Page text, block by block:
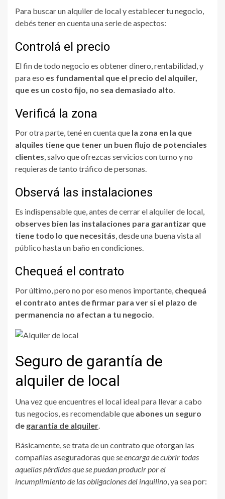
Para buscar un alquiler de local y establecer tu negocio,
debés tener en cuenta una serie de aspectos:
Controlá el precio
El fin de todo negocio es obtener dinero, rentabilidad, y
para eso es fundamental que el precio del alquiler,
que es un costo fijo, no sea demasiado alto.
Verificá la zona
Por otra parte, tené en cuenta que la zona en la que
alquiles tiene que tener un buen flujo de potenciales
clientes, salvo que ofrezcas servicios con turno y no
requieras de tanto tráfico de personas.
Observá las instalaciones
Es indispensable que, antes de cerrar el alquiler de local,
observes bien las instalaciones para garantizar que
tiene todo lo que necesitás, desde una buena vista al
público hasta un baño en condiciones.
Chequeá el contrato
Por último, pero no por eso menos importante, chequeá
el contrato antes de firmar para ver si el plazo de
permanencia no afectan a tu negocio.
Seguro de garantía de
alquiler de local
Una vez que encuentres el local ideal para llevar a cabo
tus negocios, es recomendable que abones un seguro
de garantía de alquiler.
Básicamente, se trata de un contrato que otorgan las
compañías aseguradoras quese encarga de cubrir todas
aquellas pérdidas que se puedan producir por el
incumplimiento de las obligaciones del inquilino, ya sea por: